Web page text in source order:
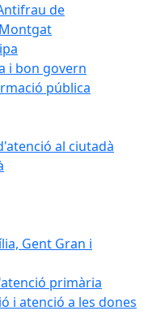
de
i bon govern
pública
al ciutadà
Gent Gran i
primària
i atenció a les dones